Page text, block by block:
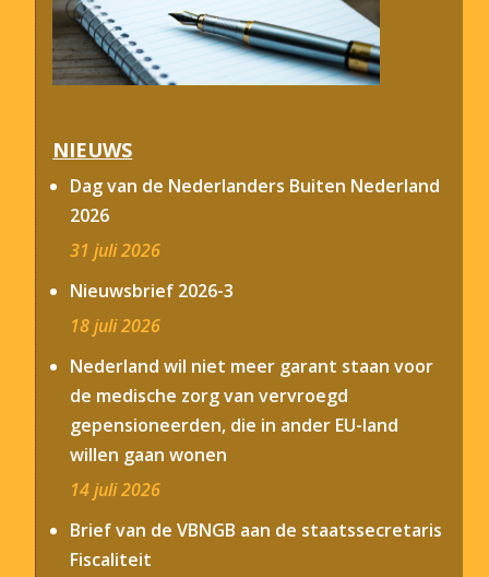
NIEUWS
Dag van de Nederlanders Buiten Nederland
2026
31 juli 2026
Nieuwsbrief 2026-3
18 juli 2026
Nederland wil niet meer garant staan voor
de medische zorg van vervroegd
gepensioneerden, die in ander EU-land
willen gaan wonen
14 juli 2026
Brief van de VBNGB aan de staatssecretaris
Fiscaliteit